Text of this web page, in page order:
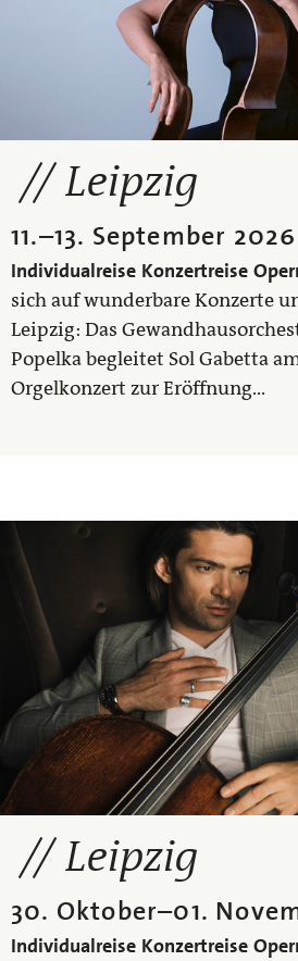
Leipzig
11.–13. September 2026
Individualreise Konzertreise
sich auf wunderbare Konzerte
Leipzig: Das
Popelka begleitet Sol Gabetta
Orgelkonzert zur Eröffnung...
Leipzig
30. Oktober–01.
Individualreise Konzertreise